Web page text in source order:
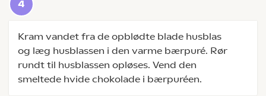
Kram vandet fra de opblødte blade husblas
og læg husblassen i den varme bærpuré. Rør
rundt til husblassen opløses. Vend den
smeltede hvide chokolade i bærpuréen.